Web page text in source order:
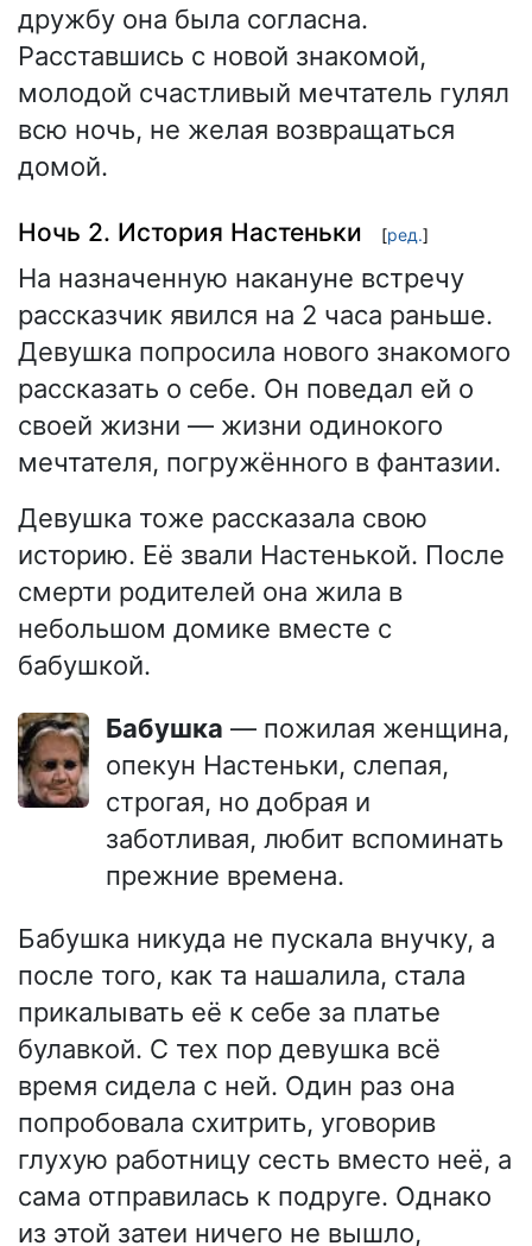
дружбу она была согласна.
Расставшись с новой знакомой,
молодой счастливый мечтатель гулял
всю ночь, не желая возвращаться
домой.
Ночь 2. История Настеньки [ред.]
На назначенную накануне встречу
рассказчик явился на 2 часа раньше.
Девушка попросила нового знакомого
рассказать о себе. Он поведал ей о
своей жизни — жизни одинокого
мечтателя, погружённого в фантазии.
Девушка тоже рассказала свою
историю. Её звали Настенькой. После
смерти родителей она жила в
небольшом домике вместе с
бабушкой.
Бабушка — пожилая женщина,
опекун Настеньки, слепая,
строгая, но добрая и
заботливая, любит вспоминать
прежние времена.
Бабушка никуда не пускала внучку, а
после того, как та нашалила, стала
прикалывать её к себе за платье
булавкой. С тех пор девушка всё
время сидела с ней. Один раз она
попробовала схитрить, уговорив
глухую работницу сесть вместо неё, а
сама отправилась к подруге. Однако
из этой затеи ничего не вышло,